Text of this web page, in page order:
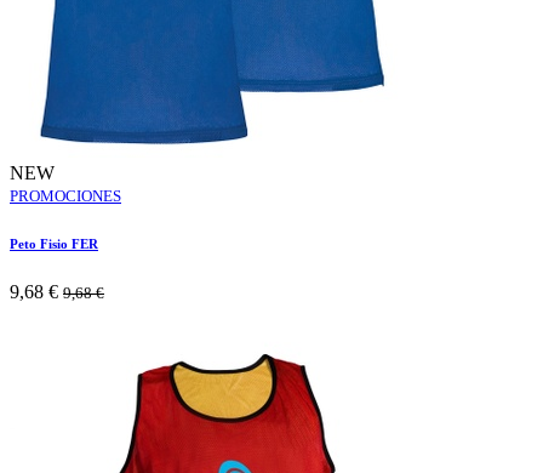
NEW
PROMOCIONES
Peto Fisio FER
9,68 € 9,68€